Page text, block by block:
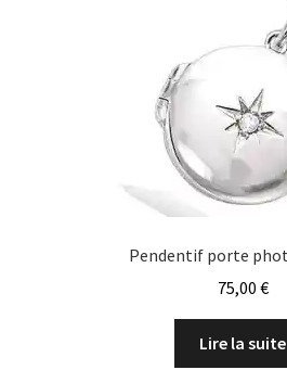
Pendentif porte
75,00 €
Lire la suite